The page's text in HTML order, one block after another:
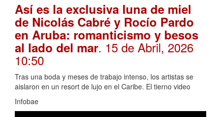
Así es la exclusiva luna de miel
de Nicolás Cabré y Rocío Pardo
en Aruba: romanticismo y besos
al lado del mar. 15 de Abril, 2026
10:50
Tras una boda y meses de trabajo intenso, los artistas se
aislaron en un resort de lujo en el Caribe. El tierno video
Infobae